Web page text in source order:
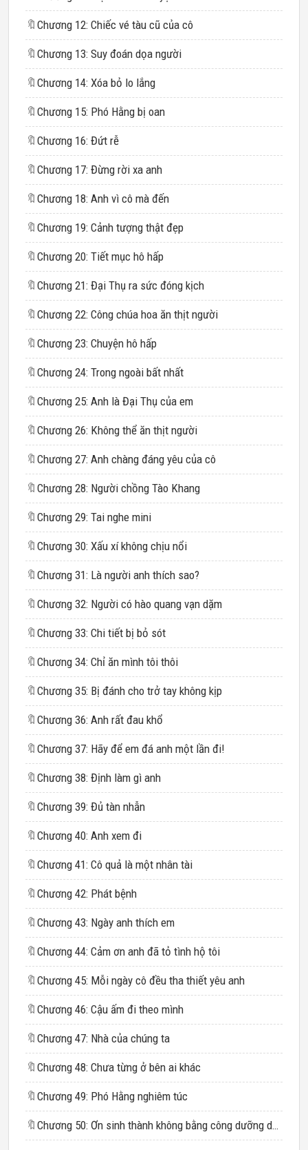
🔖 Chương 12: Chiếc vé tàu cũ của cô
🔖 Chương 13: Suy đoán dọa người
🔖 Chương 14: Xóa bỏ lo lắng
🔖 Chương 15: Phó Hằng bị oan
🔖 Chương 16: Đứt rễ
🔖 Chương 17: Đừng rời xa anh
🔖 Chương 18: Anh vì cô mà đến
🔖 Chương 19: Cảnh tượng thật đẹp
🔖 Chương 20: Tiết mục hô hấp
🔖 Chương 21: Đại Thụ ra sức đóng kịch
🔖 Chương 22: Công chúa hoa ăn thịt người
🔖 Chương 23: Chuyện hô hấp
🔖 Chương 24: Trong ngoài bất nhất
🔖 Chương 25: Anh là Đại Thụ của em
🔖 Chương 26: Không thể ăn thịt người
🔖 Chương 27: Anh chàng đáng yêu của cô
🔖 Chương 28: Người chồng Tào Khang
🔖 Chương 29: Tai nghe mini
🔖 Chương 30: Xấu xí không chịu nổi
🔖 Chương 31: Là người anh thích sao?
🔖 Chương 32: Người có hào quang vạn dặm
🔖 Chương 33: Chi tiết bị bỏ sót
🔖 Chương 34: Chỉ ăn mình tôi thôi
🔖 Chương 35: Bị đánh cho trở tay không kịp
🔖 Chương 36: Anh rất đau khổ
🔖 Chương 37: Hãy để em đá anh một lần đi!
🔖 Chương 38: Định làm gì anh
🔖 Chương 39: Đủ tàn nhẫn
🔖 Chương 40: Anh xem đi
🔖 Chương 41: Cô quả là một nhân tài
🔖 Chương 42: Phát bệnh
🔖 Chương 43: Ngày anh thích em
🔖 Chương 44: Cảm ơn anh đã tỏ tình hộ tôi
🔖 Chương 45: Mỗi ngày cô đều tha thiết yêu anh
🔖 Chương 46: Cậu ấm đi theo mình
🔖 Chương 47: Nhà của chúng ta
🔖 Chương 48: Chưa từng ở bên ai khác
🔖 Chương 49: Phó Hằng nghiêm túc
🔖 Chương 50: Ơn sinh thành không bằng công dưỡng dục